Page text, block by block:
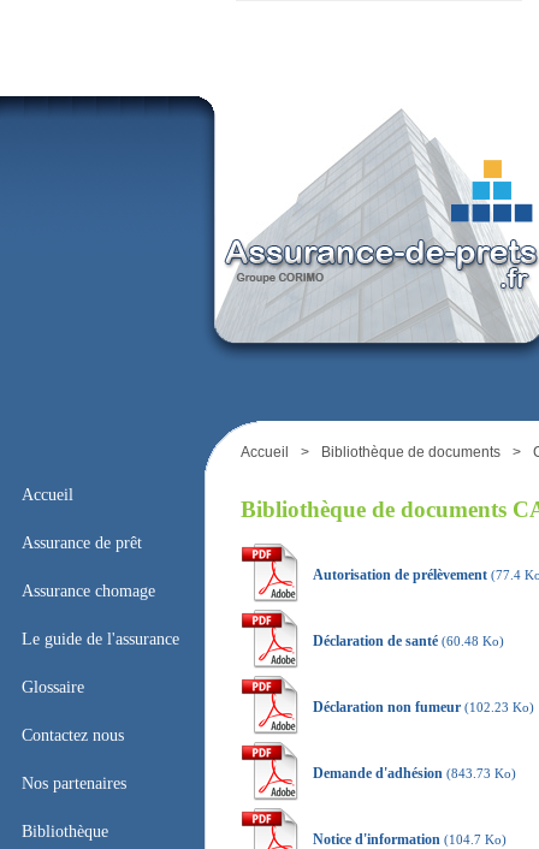
Accueil
Accueil
Assurance de prêt
Assurance de prêt
Assurance chomage
Assurance chomage
Le guide de l'assurance
Le guide de l'assurance
Glossaire
Glossaire
Contactez nous
Contactez nous
Nos partenaires
Nos partenaires
Bibliothèque
Accueil > Bibliothèque de documents >
Bibliothèque de documents
Autorisation de prélèvement (77.4
Déclaration de santé (60.48 Ko)
Déclaration non fumeur (102.23 Ko)
Demande d'adhésion (843.73 Ko)
Notice d'information (104.7 Ko)